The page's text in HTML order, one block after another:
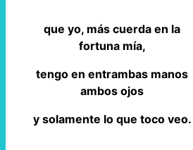
que yo, más cuerda en la
fortuna mía,
tengo en entrambas manos
ambos ojos
y solamente lo que toco veo.